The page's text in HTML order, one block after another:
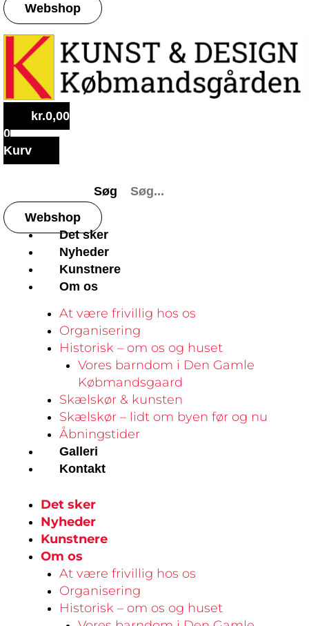
Webshop
kr.0,00
0
Kurv
Søg
Webshop
Det sker
Nyheder
Kunstnere
Om os
At være frivillig hos os
Organisering
Historisk – om os og huset
Vores barndom i Den Gamle
Købmandsgaard
Skælskør & kunsten
Skælskør – lidt om byen før og nu
Åbningstider
Galleri
Kontakt
Det sker
Nyheder
Kunstnere
Om os
At være frivillig hos os
Organisering
Historisk – om os og huset